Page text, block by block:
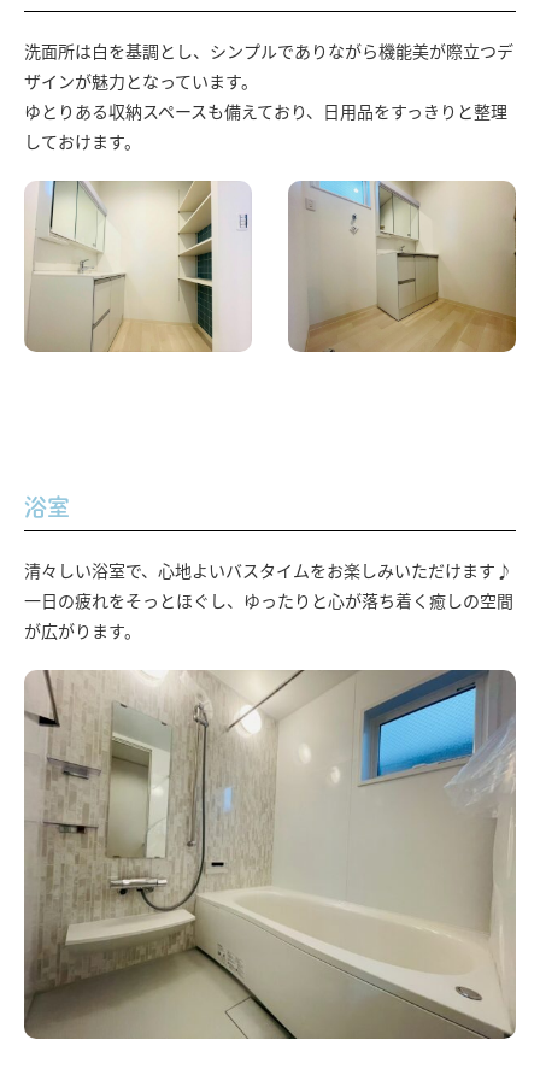
洗面所は白を基調とし、シンプルでありながら機能美が際立つデ
ザインが魅力となっています。
ゆとりある収納スペースも備えており、日用品をすっきりと整理
しておけます。
浴室
清々しい浴室で、心地よいバスタイムをお楽しみいただけます♪
一日の疲れをそっとほぐし、ゆったりと心が落ち着く癒しの空間
が広がります。